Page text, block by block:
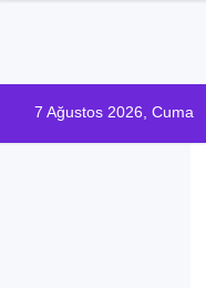
7 Ağustos 2026, Cuma